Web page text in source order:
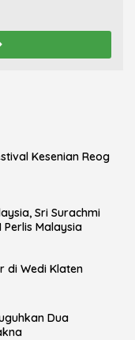
Kesenian Reog
Sri Surachmi
Perlis Malaysia
di Wedi Klaten
Dua